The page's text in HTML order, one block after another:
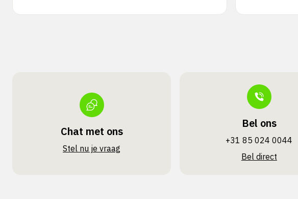
Chat met ons
Stel nu je vraag
Bel ons
+31 85 024 0044
Bel direct